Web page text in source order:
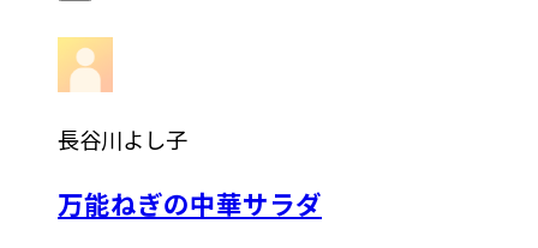
長谷川よし子
万能ねぎの中華サラダ